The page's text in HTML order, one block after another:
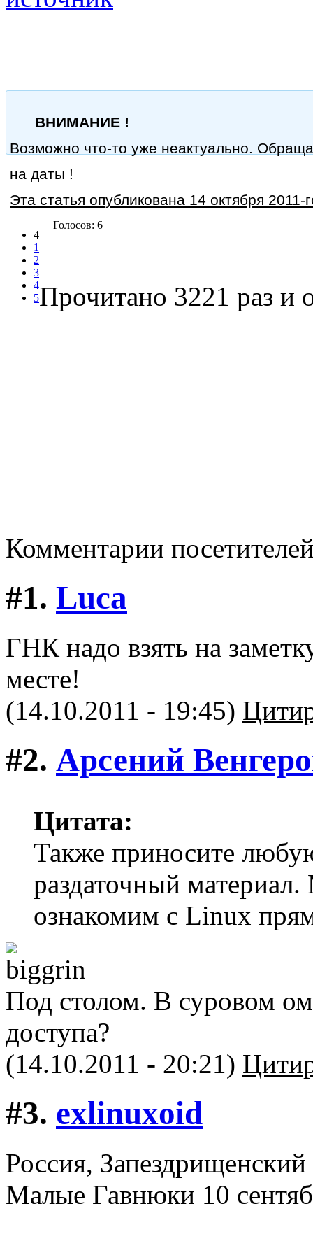
ВНИМАНИЕ !
Возможно что-то уже неактуально.
на даты !
Эта статья опубликована 14 октября 2011-
4
1
2
3
4
5
Голосов: 6
Прочитано 3221 раз и
Комментарии
#1. Luca
ГНК надо взять на
месте!
(14.10.2011 - 19:45)
#2. Арсений
Цитата:
Также приносите
раздаточный
ознакомим с Linux
Под столом. В суровом
доступа?
(14.10.2011 - 20:21)
#3. exlinuxoid
Россия,
Малые Гавнюки 10